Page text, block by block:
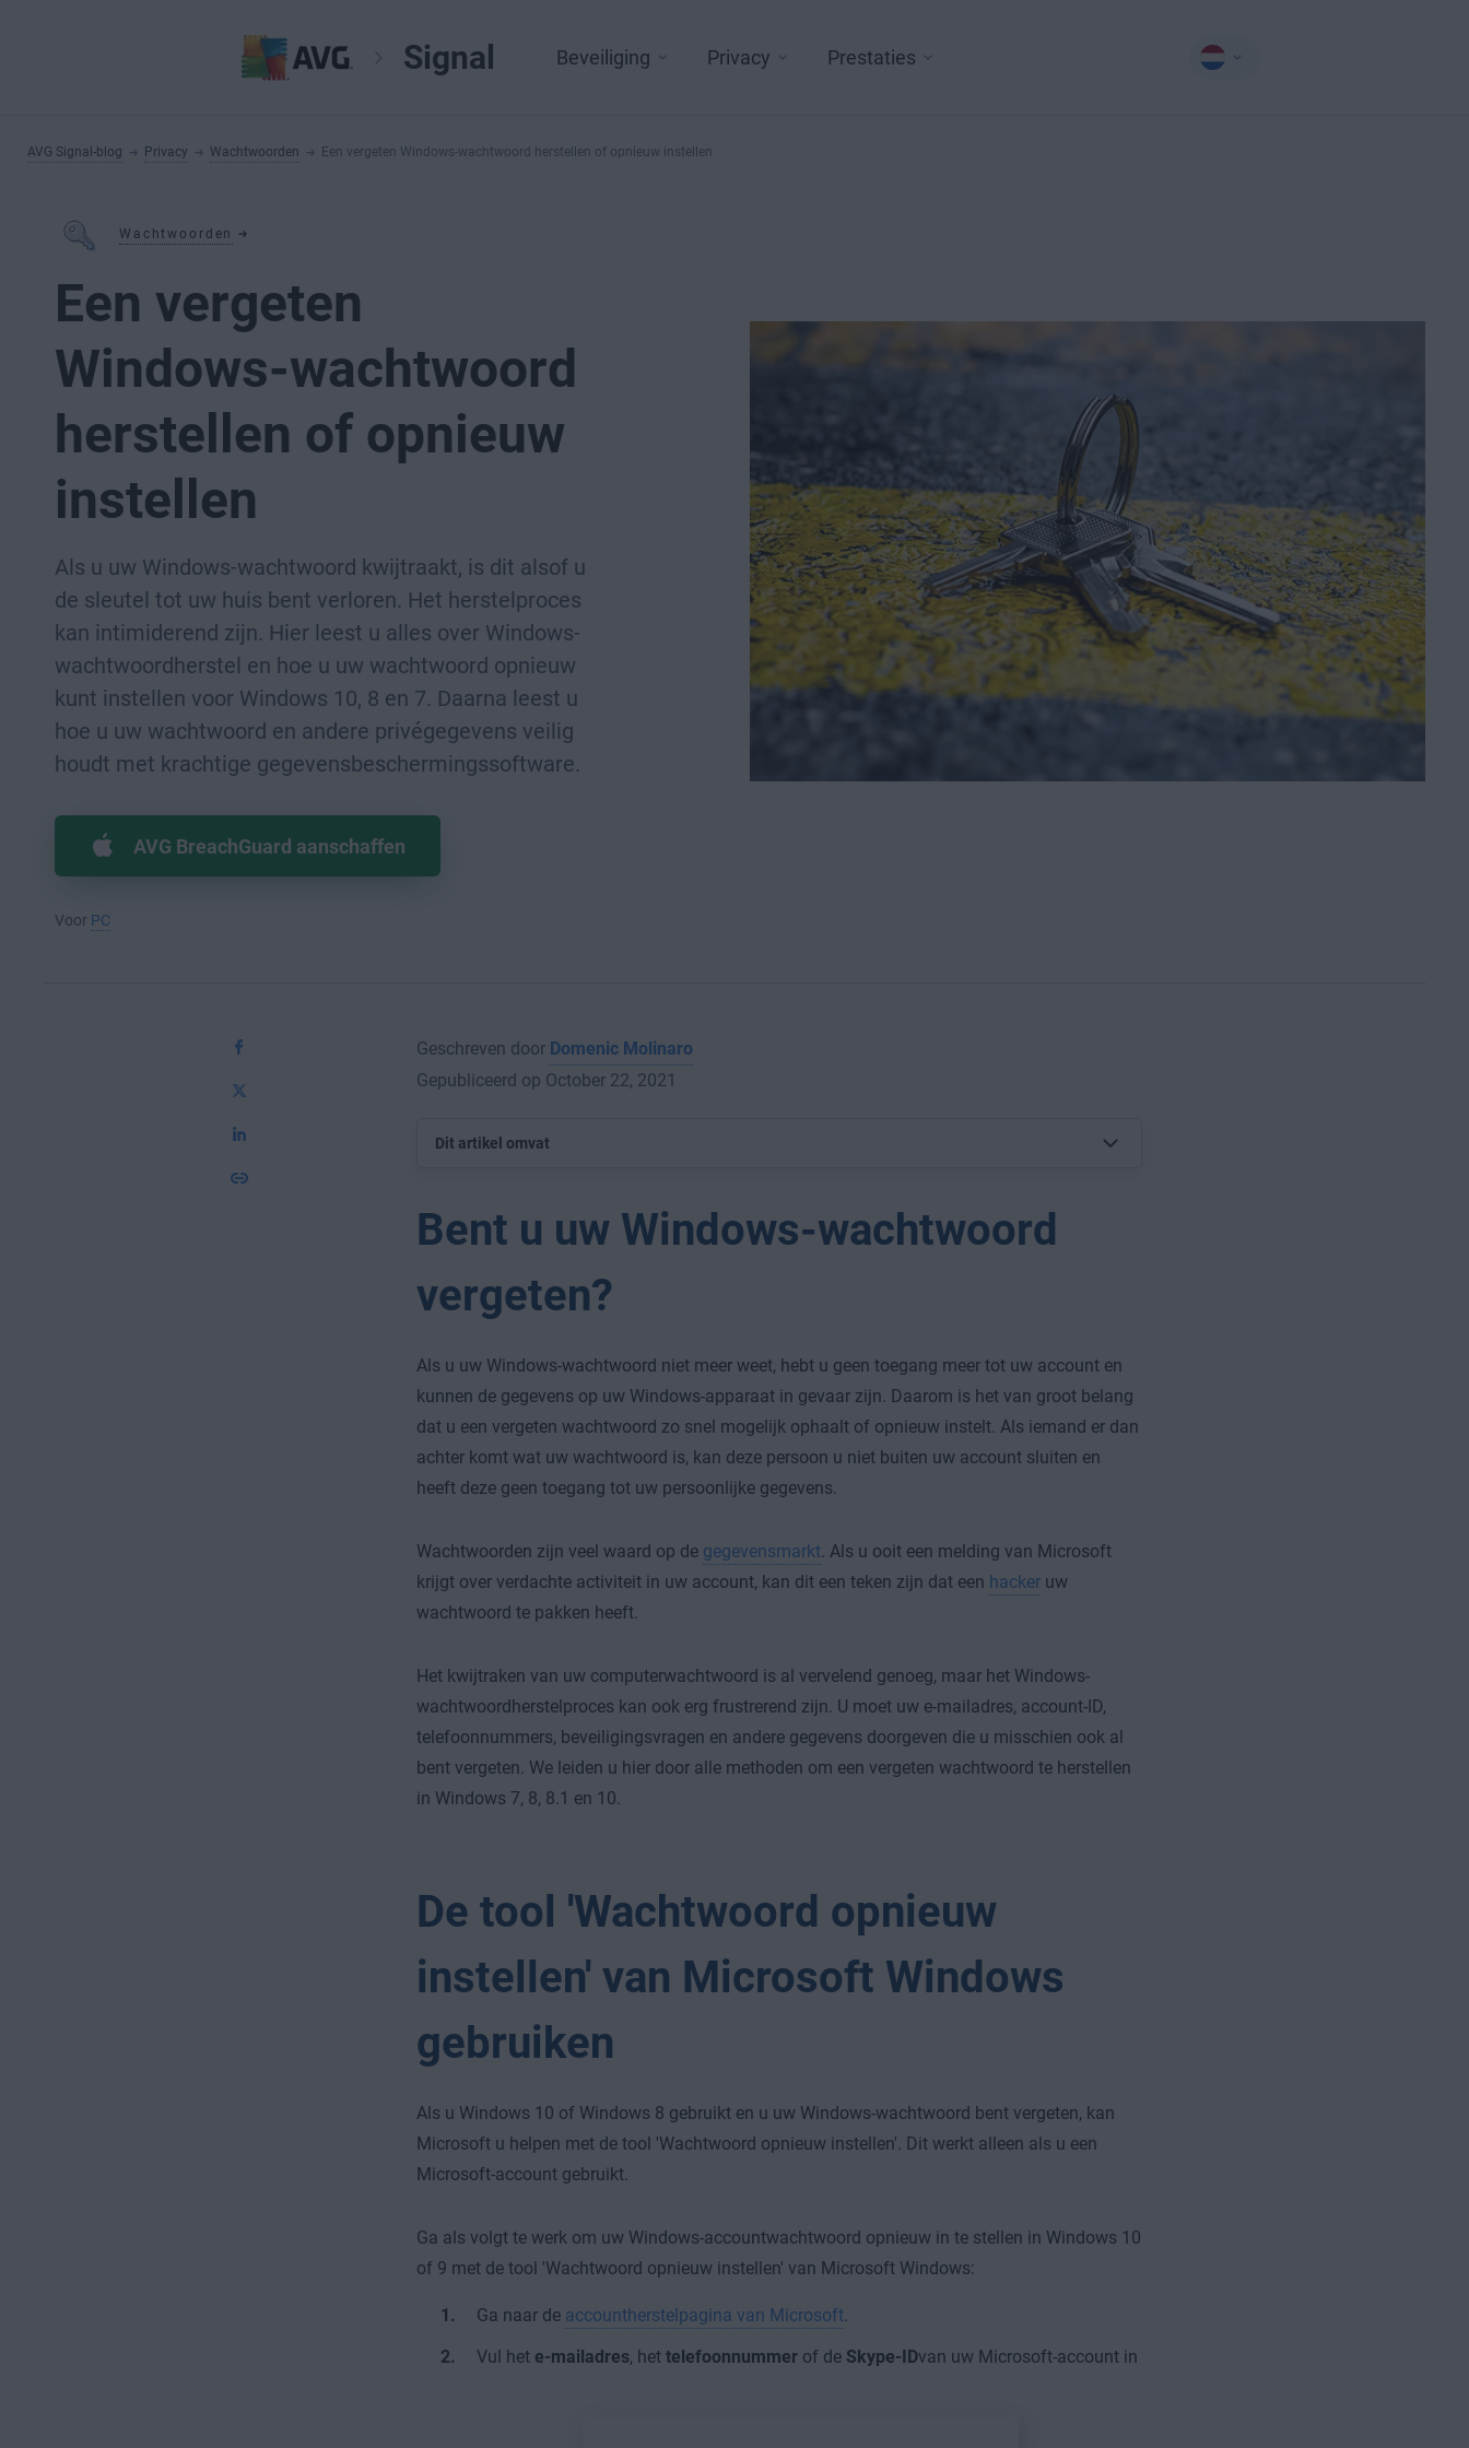
Signal Beveiliging Privacy Prestaties
AVG Signal-blog Privacy Wachtwoorden Een vergeten Windows-wachtwoord herstellen of opnieuw instellen
Wachtwoorden
Een vergeten
Windows-wachtwoord
herstellen of opnieuw
instellen
Als u uw Windows-wachtwoord kwijtraakt, is dit alsof u
de sleutel tot uw huis bent verloren. Het herstelproces
kan intimiderend zijn. Hier leest u alles over Windows-
wachtwoordherstel en hoe u uw wachtwoord opnieuw
kunt instellen voor Windows 10, 8 en 7. Daarna leest u
hoe u uw wachtwoord en andere privégegevens veilig
houdt met krachtige gegevensbeschermingssoftware.
AVG BreachGuard aanschaffen
Voor PC
Geschreven door Domenic Molinaro
Gepubliceerd op October 22, 2021
Dit artikel omvat
Bent u uw Windows-wachtwoord
vergeten?
Als u uw Windows-wachtwoord niet meer weet, hebt u geen toegang meer tot uw account en
kunnen de gegevens op uw Windows-apparaat in gevaar zijn. Daarom is het van groot belang
dat u een vergeten wachtwoord zo snel mogelijk ophaalt of opnieuw instelt. Als iemand er dan
achter komt wat uw wachtwoord is, kan deze persoon u niet buiten uw account sluiten en
heeft deze geen toegang tot uw persoonlijke gegevens.
Wachtwoorden zijn veel waard op de gegevensmarkt. Als u ooit een melding van Microsoft
krijgt over verdachte activiteit in uw account, kan dit een teken zijn dat een hackeruw
wachtwoord te pakken heeft.
Het kwijtraken van uw computerwachtwoord is al vervelend genoeg, maar het Windows-
wachtwoordherstelproces kan ook erg frustrerend zijn. U moet uw e-mailadres, account-ID,
telefoonnummers, beveiligingsvragen en andere gegevens doorgeven die u misschien ook al
bent vergeten. We leiden u hier door alle methoden om een vergeten wachtwoord te herstellen
in Windows 7, 8, 8.1 en 10.
De tool 'Wachtwoord opnieuw
instellen' van Microsoft Windows
gebruiken
Als u Windows 10 of Windows 8 gebruikt en u uw Windows-wachtwoord bent vergeten, kan
Microsoft u helpen met de tool 'Wachtwoord opnieuw instellen'. Dit werkt alleen als u een
Microsoft-account gebruikt.
Ga als volgt te werk om uw Windows-accountwachtwoord opnieuw in te stellen in Windows 10
of 9 met de tool 'Wachtwoord opnieuw instellen' van Microsoft Windows:
Ga naar de accountherstelpagina van Microsoft.
Vul het e-mailadres, het telefoonnummerof de Skype-IDvan uw Microsoft-account in